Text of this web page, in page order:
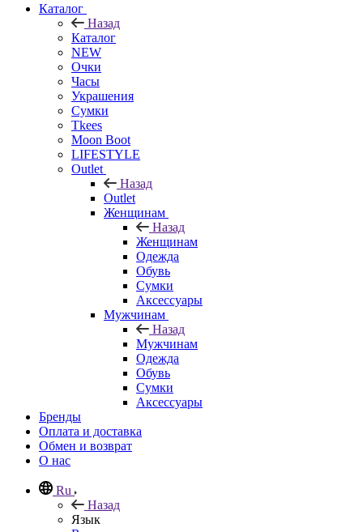
Каталог
Назад
Каталог
NEW
Очки
Часы
Украшения
Сумки
Tkees
Moon Boot
LIFESTYLE
Outlet
Назад
Outlet
Женщинам
Назад
Женщинам
Одежда
Обувь
Сумки
Аксессуары
Мужчинам
Назад
Мужчинам
Одежда
Обувь
Сумки
Аксессуары
Бренды
Оплата и доставка
Обмен и возврат
О нас
Ru
Назад
Язык